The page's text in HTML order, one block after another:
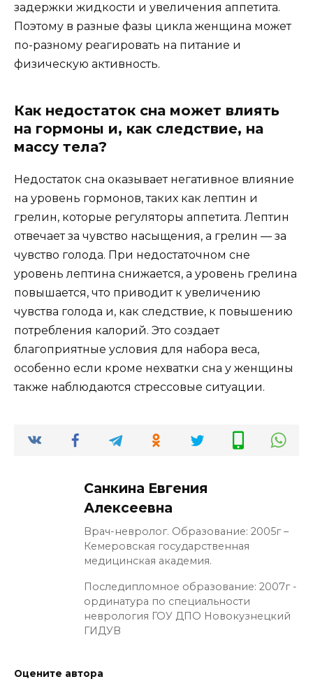
задержки жидкости и увеличения аппетита.
Поэтому в разные фазы цикла женщина может
по-разному реагировать на питание и
физическую активность.
Как недостаток сна может влиять
на гормоны и, как следствие, на
массу тела?
Недостаток сна оказывает негативное влияние
на уровень гормонов, таких как лептин и
грелин, которые регуляторы аппетита. Лептин
отвечает за чувство насыщения, а грелин — за
чувство голода. При недостаточном сне
уровень лептина снижается, а уровень грелина
повышается, что приводит к увеличению
чувства голода и, как следствие, к повышению
потребления калорий. Это создает
благоприятные условия для набора веса,
особенно если кроме нехватки сна у женщины
также наблюдаются стрессовые ситуации.
Санкина Евгения
Алексеевна
Врач-невролог. Образование: 2005г –
Кемеровская государственная
медицинская академия.
Последипломное образование: 2007г -
ординатура по специальности
неврология ГОУ ДПО Новокузнецкий
ГИДУВ
Оцените автора